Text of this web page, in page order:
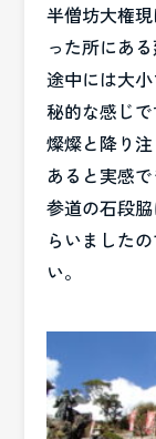
半僧坊大権
った所にあ
途中には大
秘的な感じで
燦燦と降り
あると実感
参道の石段
らいました
い。